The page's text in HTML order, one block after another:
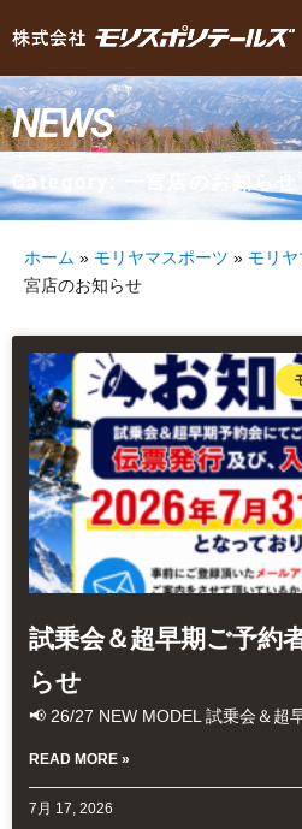
NEWS
Category: 一宮店のお知らせ
ホーム » モリヤマスポーツ » モリ
宮店のお知らせ
試乗会＆超早期ご予約
らせ
📢 26/27 NEW MODEL 試乗会＆超
READ MORE »
7月 17, 2026